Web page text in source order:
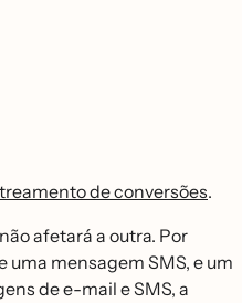
de conversões.
afetará a outra. Por
uma mensagem SMS, e um
de e-mail e SMS, a